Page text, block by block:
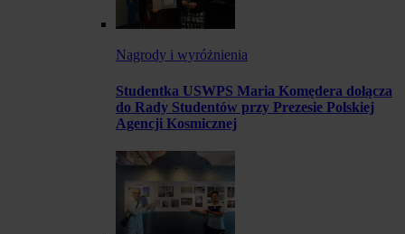
Nagrody i wyróżnienia
Studentka USWPS Maria Komędera dołącza
do Rady Studentów przy Prezesie Polskiej
Agencji Kosmicznej